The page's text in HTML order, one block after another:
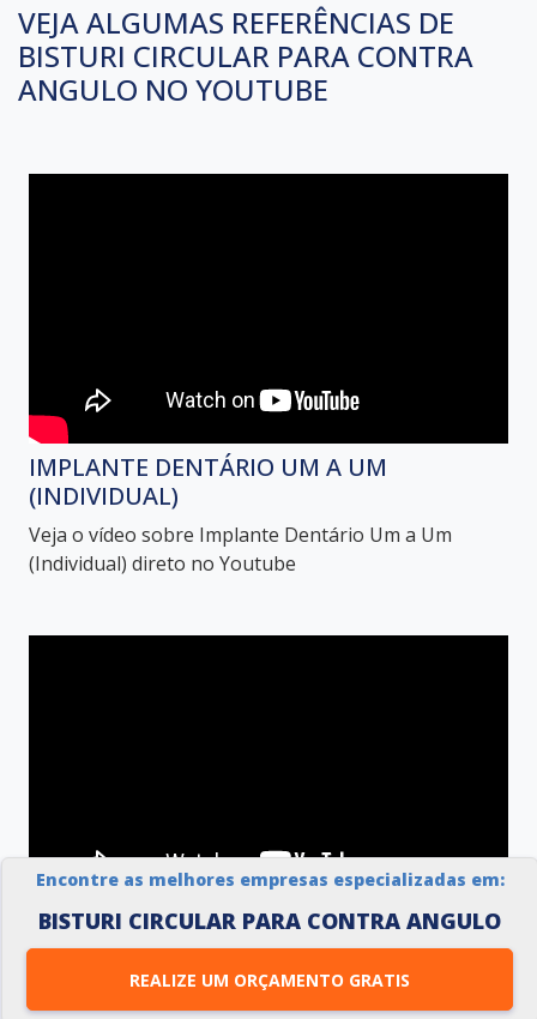
Encontre as melhores empresas especializadas em:
BISTURI CIRCULAR PARA CONTRA ANGULO
REALIZE UM ORÇAMENTO GRATIS
VEJA ALGUMAS REFERÊNCIAS DE
BISTURI CIRCULAR PARA CONTRA
ANGULO NO YOUTUBE
IMPLANTE DENTÁRIO UM A UM
(INDIVIDUAL)
Veja o vídeo sobre Implante Dentário Um a Um
(Individual) direto no Youtube
BISTURI CIRCULAR PARA IMPLANTE